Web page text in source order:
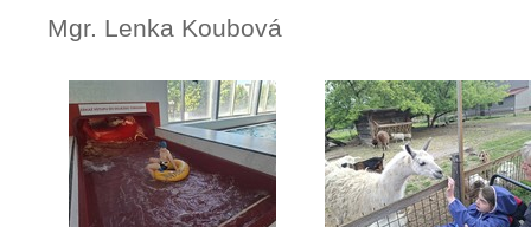
Mgr. Lenka Koubová